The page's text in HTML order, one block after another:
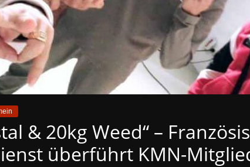
& 20kg Weed“ –
überführt KMN-